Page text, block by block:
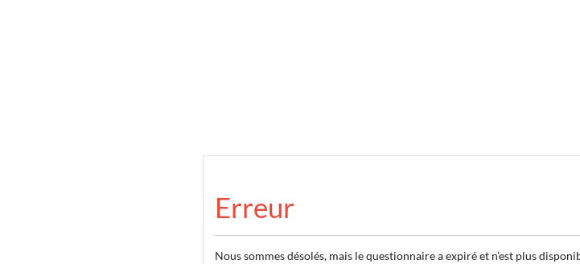
Erreur
Nous sommes désolés, mais le questionnaire a expiré et n’est plus